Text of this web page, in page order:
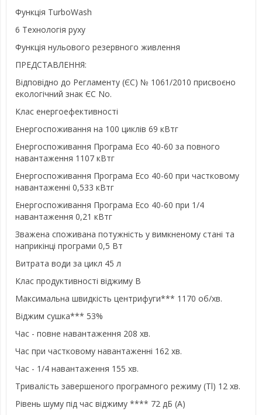
Функція TurboWash
6 Технологія руху
Функція нульового резервного живлення
ПРЕДСТАВЛЕННЯ:
Відповідно до Регламенту (ЄС) № 1061/2010 присвоєно
екологічний знак ЄС No.
Клас енергоефективності
Енергоспоживання на 100 циклів 69 кВтг
Енергоспоживання Програма Eco 40-60 за повного
навантаження 1107 кВтг
Енергоспоживання Програма Eco 40-60 при частковому
навантаженні 0,533 кВтг
Енергоспоживання Програма Eco 40-60 при 1/4
навантаження 0,21 кВтг
Зважена споживана потужність у вимкненому стані та
наприкінці програми 0,5 Вт
Витрата води за цикл 45 л
Клас продуктивності віджиму B
Максимальна швидкість центрифуги*** 1170 об/хв.
Віджим сушка*** 53%
Час - повне навантаження 208 хв.
Час при частковому навантаженні 162 хв.
Час - 1/4 навантаження 155 хв.
Тривалість завершеного програмного режиму (Tl) 12 хв.
Рівень шуму під час віджиму **** 72 дБ (А)